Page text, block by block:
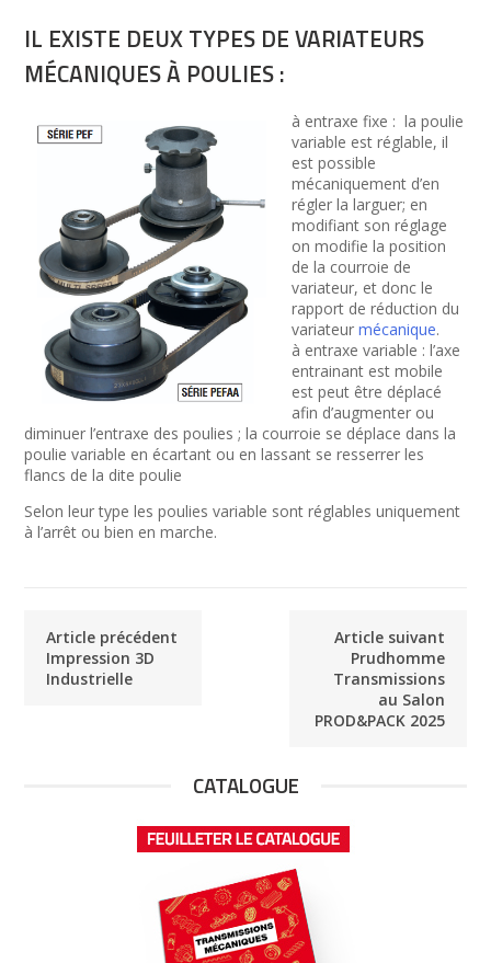
IL EXISTE DEUX TYPES DE VARIATEURS
MÉCANIQUES À POULIES :
à entraxe fixe : la poulie
variable est réglable, il
est possible
mécaniquement d’en
régler la larguer; en
modifiant son réglage
on modifie la position
de la courroie de
variateur, et donc le
rapport de réduction du
variateurmécanique.
à entraxe variable : l’axe
entrainant est mobile
est peut être déplacé
afin d’augmenter ou
diminuer l’entraxe des poulies ; la courroie se déplace dans la
poulie variable en écartant ou en lassant se resserrer les
flancs de la dite poulie
Selon leur type les poulies variable sont réglables uniquement
à l’arrêt ou bien en marche.
Article précédent
Impression 3D
Industrielle
Article suivant
Prudhomme
Transmissions
au Salon
PROD&PACK 2025
CATALOGUE